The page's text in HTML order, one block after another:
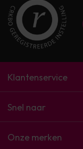
Klantenservice
Snel naar
Onze merken